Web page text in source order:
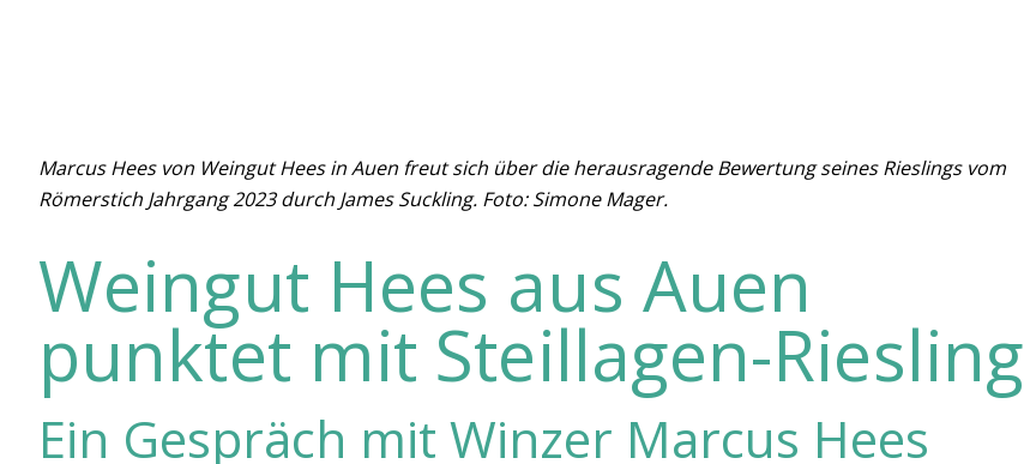
Marcus Hees von Weingut Hees in Auen freut sich über die herausragende Bewertung seines Rieslings vom
Römerstich Jahrgang 2023 durch James Suckling. Foto: Simone Mager.
Weingut Hees aus Auen
punktet mit Steillagen-Riesling
Ein Gespräch mit Winzer Marcus Hees